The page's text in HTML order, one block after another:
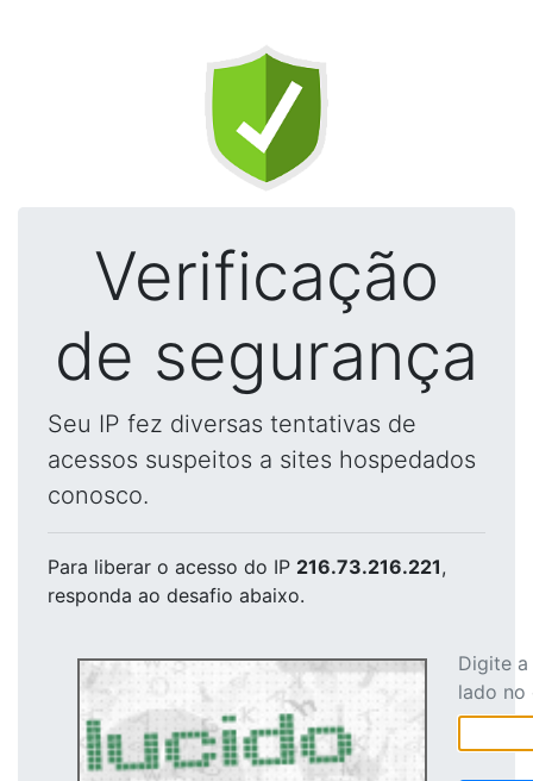
Verificação
de segurança
Seu IP fez diversas tentativas de
acessos suspeitos a sites hospedados
conosco.
Para liberar o acesso do IP 216.73.216.221,
responda ao desafio abaixo.
Digite
lado no